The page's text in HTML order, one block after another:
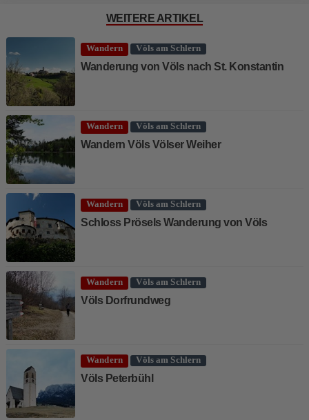
WEITERE ARTIKEL
Wandern Völs am Schlern
Wanderung von Völs nach St. Konstantin
Wandern Völs am Schlern
Wandern Völs Völser Weiher
Wandern Völs am Schlern
Schloss Prösels Wanderung von Völs
Wandern Völs am Schlern
Völs Dorfrundweg
Wandern Völs am Schlern
Völs Peterbühl